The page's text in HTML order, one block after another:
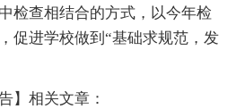
检查相结合的方式，以今年检
促进学校做到“基础求规范，发
】相关文章：